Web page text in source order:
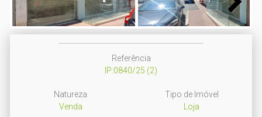
Next
Referência
IP:0840/25 (2)
Natureza
Venda
Tipo de Imóvel
Loja